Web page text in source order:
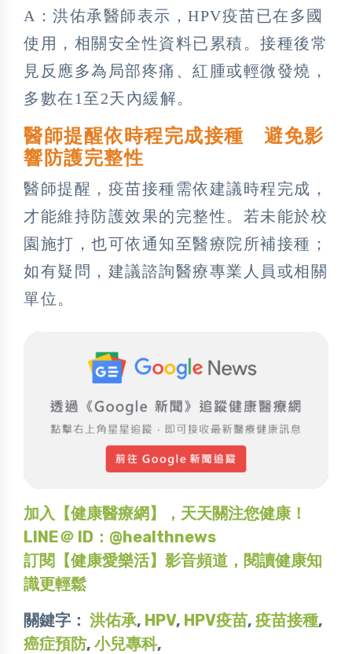
A：洪佑承醫師表示，HPV疫苗已在多國
使用，相關安全性資料已累積。接種後常
見反應多為局部疼痛、紅腫或輕微發燒，
多數在1至2天內緩解。
醫師提醒依時程完成接種 避免影
響防護完整性
醫師提醒，疫苗接種需依建議時程完成，
才能維持防護效果的完整性。若未能於校
園施打，也可依通知至醫療院所補接種；
如有疑問，建議諮詢醫療專業人員或相關
單位。
加入【健康醫療網】，天天關注您健康！
LINE＠ ID：@healthnews
訂閱【健康愛樂活】影音頻道，閱讀健康知
識更輕鬆
關鍵字： 洪佑承, HPV, HPV疫苗, 疫苗接種,
癌症預防, 小兒專科,